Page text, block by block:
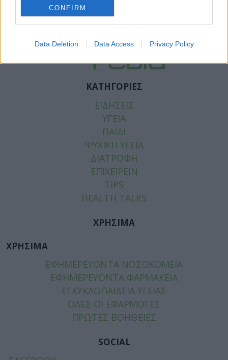
CONFIRM
Data Deletion Data Access Privacy Policy
Tags:ΑΠΕΡΓΙΑ ΑΔΕΔΥ,ΑΠΕΡΓΙΑ ΟΕΝΓΕ
ΚΑΤΗΓΟΡΙΕΣ
ΕΙΔΗΣΕΙΣ
ΥΓΕΙΑ
ΠΑΙΔΙ
ΨΥΧΙΚΗ ΥΓΕΙΑ
ΔΙΑΤΡΟΦΗ
ΕΠΙΧΕΙΡΕΙΝ
TIPS
HEALTH TALKS
ΧΡΗΣΙΜΑ
ΧΡΗΣΙΜΑ
ΕΦΗΜΕΡΕΥΟΝΤΑ ΝΟΣΟΚΟΜΕΙΑ
ΕΦΗΜΕΡΕΥΟΝΤΑ ΦΑΡΜΑΚΕΙΑ
ΕΓΚΥΚΛΟΠΑΙΔΕΙΑ ΥΓΕΙΑΣ
ΟΛΕΣ ΟΙ ΕΦΑΡΜΟΓΕΣ
ΠΡΩΤΕΣ ΒΟΗΘΕΙΕΣ
SOCIAL